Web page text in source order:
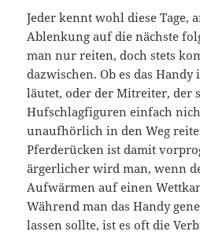
Jeder kennt wohl diese Tage,
Ablenkung auf die nächste
man nur reiten, doch stets
dazwischen. Ob es das Handy
läutet, oder der Mitreiter, der
Hufschlagfiguren einfach
unaufhörlich in den Weg
Pferderücken ist damit
ärgerlicher wird man, wenn
Aufwärmen auf einen
Während man das Handy
lassen sollte, ist es oft die